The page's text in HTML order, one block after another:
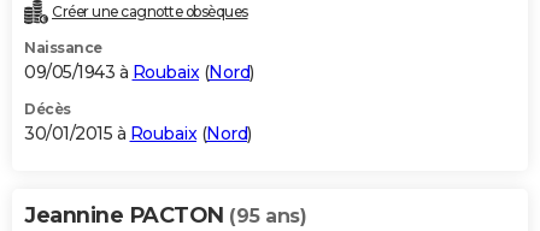
Créer une cagnotte obsèques
Naissance
09/05/1943 à Roubaix(Nord)
Décès
30/01/2015 à Roubaix(Nord)
Jeannine PACTON (95 ans)